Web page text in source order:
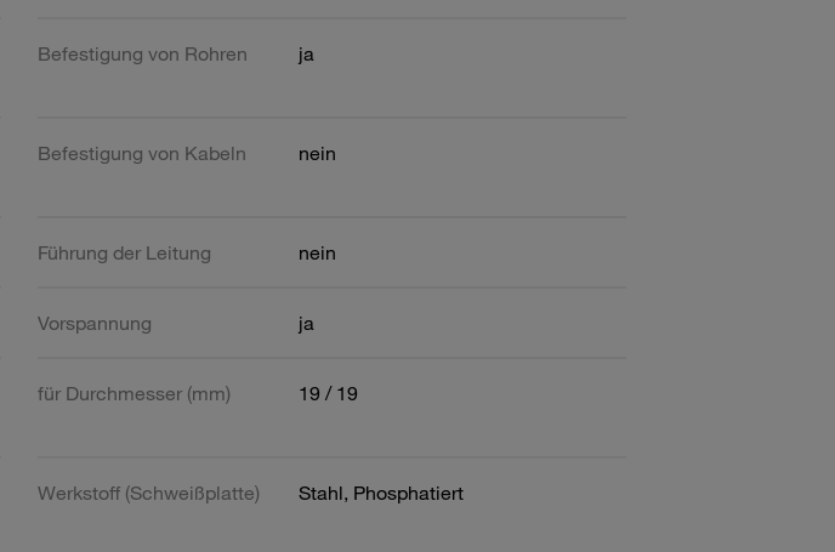
Befestigung von Rohren ja
Befestigung von Kabeln nein
Führung der Leitung nein
Vorspannung ja
für Durchmesser (mm) 19 / 19
Werkstoff (Schweißplatte) Stahl, Phosphatiert